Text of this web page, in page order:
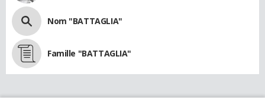
Nom "BATTAGLIA"
Famille "BATTAGLIA"